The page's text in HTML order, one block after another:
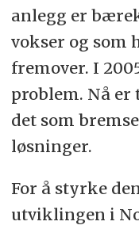
anlegg er
vokser og som
fremover. I
problem. Nå
det som
løsninger.
For å styrke
utviklingen i